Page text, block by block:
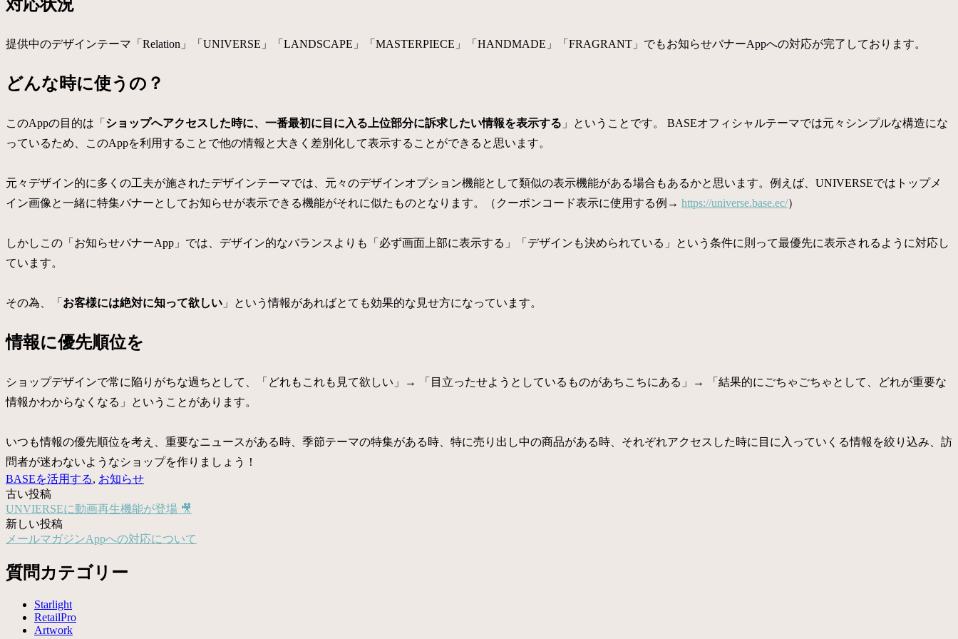
対応状況
提供中のデザインテーマ「Relation」「UNIVERSE」「LANDSCAPE」「MASTERPIECE」「HANDMADE」「FRAGRANT」でもお知らせバナーAppへの対応が完了しております。
どんな時に使うの？
このAppの目的は「 ショップへアクセスした時に、一番最初に目に入る上位部分に訴求したい情報を表示する 」ということです。 BASEオフィシャルテーマでは元々シンプルな構造にな
っているため、このAppを利用することで他の情報と大きく差別化して表示することができると思います。
元々デザイン的に多くの工夫が施されたデザインテーマでは、元々のデザインオプション機能として類似の表示機能がある場合もあるかと思います。例えば、UNIVERSEではトップメ
イン画像と一緒に特集バナーとしてお知らせが表示できる機能がそれに似たものとなります。（クーポンコード表示に使用する例→ https://universe.base.ec/）
しかしこの「お知らせバナーApp」では、デザイン的なバランスよりも「必ず画面上部に表示する」「デザインも決められている」という条件に則って最優先に表示されるように対応し
ています。
その為、「 お客様には絶対に知って欲しい 」という情報があればとても効果的な見せ方になっています。
情報に優先順位を
ショップデザインで常に陥りがちな過ちとして、「どれもこれも見て欲しい」→ 「目立ったせようとしているものがあちこちにある」
→ 「結果的にごちゃごちゃとして、どれが重要な
情報かわからなくなる」ということがあります。
いつも情報の優先順位を考え、重要なニュースがある時、季節テーマの特集がある時、特に売り出し中の商品がある時、それぞれアクセスした時に目に入っていくる情報を絞り込み、訪
問者が迷わないようなショップを作りましょう！
BASEを活用する, お知らせ
投
稿
ナ
ビ
古い投稿
UNVIERSEに動画再生機能が登場 🎥
新しい投稿
メールマガジンAppへの対応について
質問カテゴリー
Starlight
RetailPro
Artwork